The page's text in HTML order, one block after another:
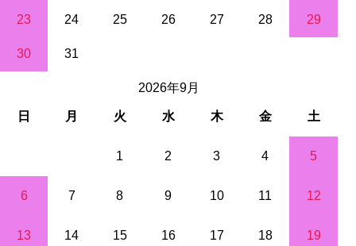
23 24 25 26 27 28 29
30 31
2026年9月
日 月 火 水 木 金 土
1 2 3 4 5
6 7 8 9 10 11 12
13 14 15 16 17 18 19